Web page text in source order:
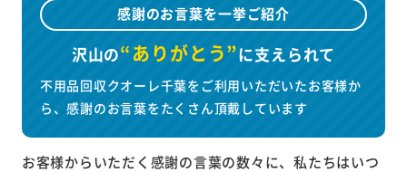
感謝のお言葉を一挙ご紹介
沢山の“ありがとう”に支えられて
不用品回収クオーレ千葉をご利用いただいたお客様か
ら、感謝のお言葉をたくさん頂戴しています
お客様からいただく感謝の言葉の数々に、私たちはいつ